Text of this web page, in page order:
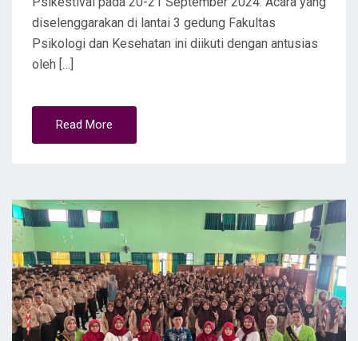
diselenggarakan di lantai 3 gedung Fakultas
Psikologi dan Kesehatan ini diikuti dengan antusias
oleh […]
Read More